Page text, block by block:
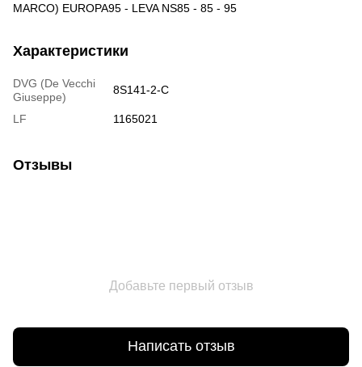
MARCO) EUROPA95 - LEVA NS85 - 85 - 95
Характеристики
DVG (De Vecchi
Giuseppe)
8S141-2-C
LF 1165021
Отзывы
Добавьте первый отзыв
Написать отзыв